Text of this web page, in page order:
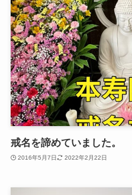
戒名を諦めていました。
2016年5月7日 2022年2月22日